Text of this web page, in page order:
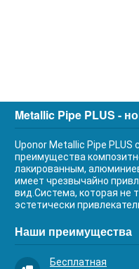
Metallic Pipe PLUS -
Uponor Metallic Pipe PLUS
преимущества
лакированным,
имеет чрезвычайно
вид.Система, которая не
эстетически
Наши преимущества
Бесплатная